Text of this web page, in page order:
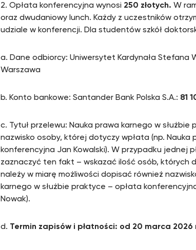
2. Opłata konferencyjna wynosi 250 złotych.W
oraz dwudaniowy lunch. Każdy z uczestników
udziale w konferencji. Dla studentów szkół
a. Dane odbiorcy: Uniwersytet Kardynała Stefana
Warszawa
b. Konto bankowe: Santander Bank Polska S.A.: 81
c. Tytuł przelewu: Nauka prawa karnego w
nazwisko osoby, której dotyczy wpłata (np.
konferencyjna Jan Kowalski). W przypadku jednej
zaznaczyć ten fakt – wskazać ilość osób, których
należy w miarę możliwości dopisać również
karnego w służbie praktyce – opłata
Nowak).
d. Termin zapisów i płatności: od 20 marca 2026